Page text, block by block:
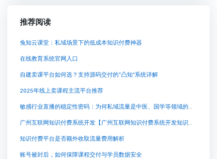
推荐阅读
兔知云课堂：私域场景下的低成本知识付费神器
在线教育系统官网入口
自建卖课平台如何选？支持源码交付的“凸知”系统详解
2025年线上卖课程主流平台推荐
敏感行业直播的稳定性密码：为何私域流量是中医、国学等领域的生命线
广州互联网知识付费系统开发【广州互联网知识付费系统开发知识付费系统系统怎么制作，知识付费系统搭建使用教程】
知识付费平台是否额外收取流量费用解析
账号被封后，如何保障课程交付与学员数据安全